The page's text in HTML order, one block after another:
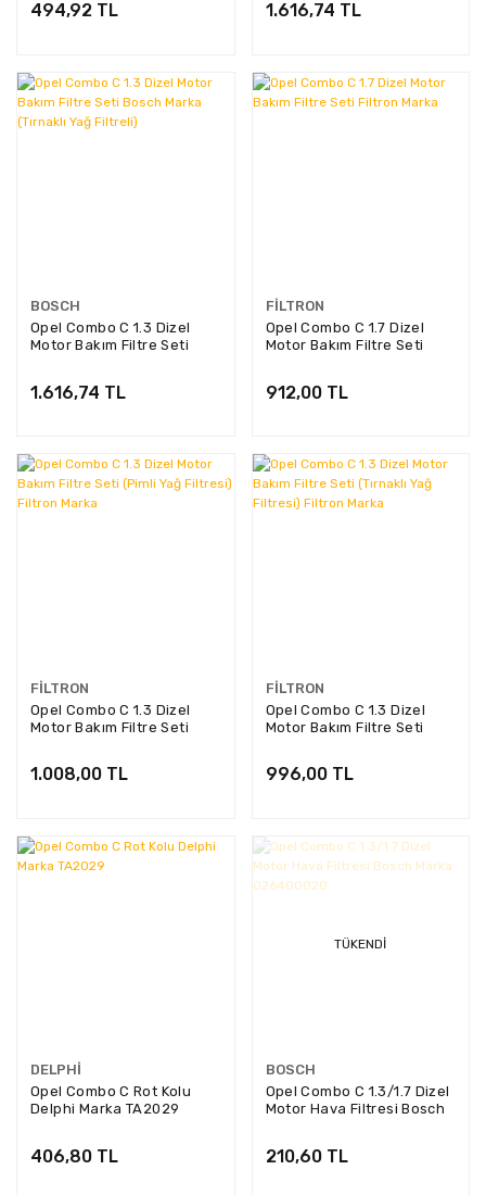
494,92 TL 1.616,74 TL
BOSCH
Opel Combo C 1.3 Dizel
Motor Bakım Filtre Seti
1.616,74 TL
FILTRON
Opel Combo C 1.7 Dizel
Motor Bakım Filtre Seti
912,00 TL
FILTRON
Opel Combo C 1.3 Dizel
Motor Bakım Filtre Seti
1.008,00 TL
FILTRON
Opel Combo C 1.3 Dizel
Motor Bakım Filtre Seti
996,00 TL
DELPHI
Opel Combo C Rot Kolu
Delphi Marka TA2029
406,80 TL
TÜKENDI
BOSCH
Opel Combo C 1.3/1.7 Dizel
Motor Hava Filtresi Bosch
210,60 TL